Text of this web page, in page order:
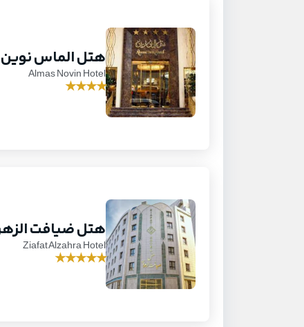
هتل الماس نوین
Almas Novin Hotel
★
★
★
★
هتل ضیافت
Ziafat Alzahra Hotel
★
★
★
★
★